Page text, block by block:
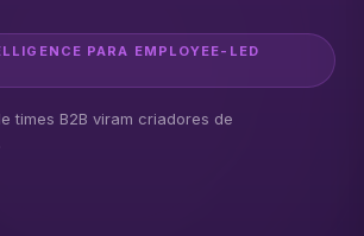
PARA EMPLOYEE-LED
times B2B viram criadores de